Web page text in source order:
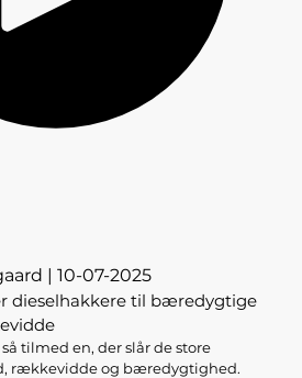
| 10-07-2025
dieselhakkere til bæredygtige
tilmed en, der slår de store
rækkevidde og bæredygtighed.